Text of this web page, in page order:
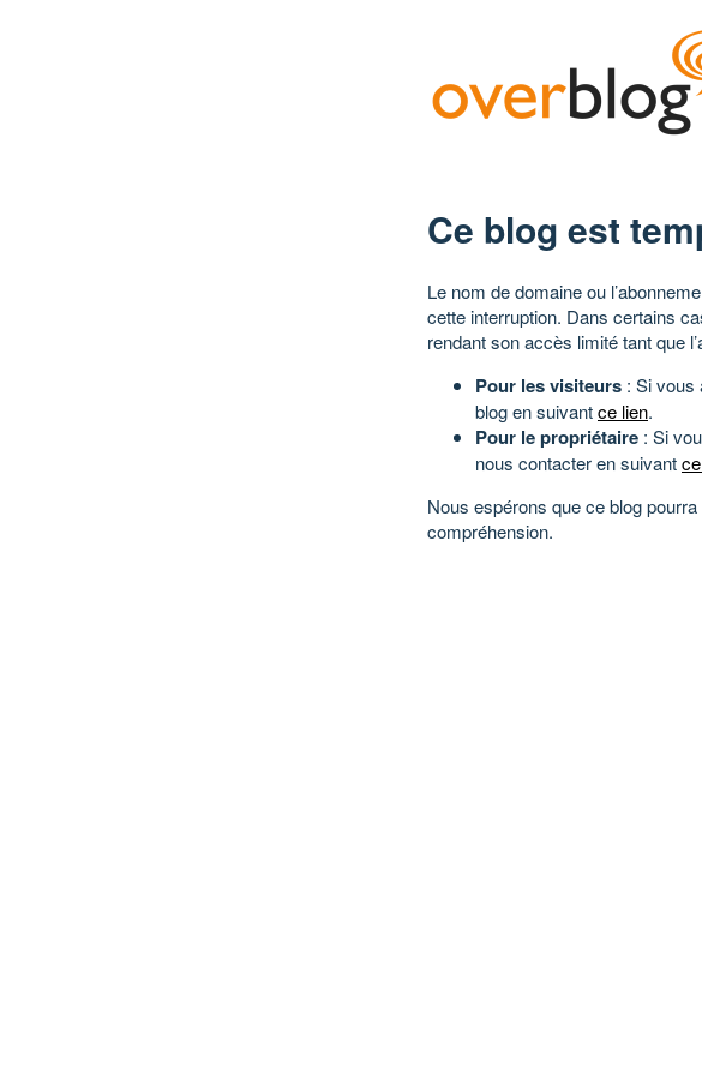
Ce blog est
Le nom de domaine ou
cette interruption. Dans certains
rendant son accès limité tant que
Pour les visiteurs : Si vous
blog en suivantce lien.
Pour le propriétaire : Si
nous contacter en suivant
Nous espérons que ce blog
compréhension.